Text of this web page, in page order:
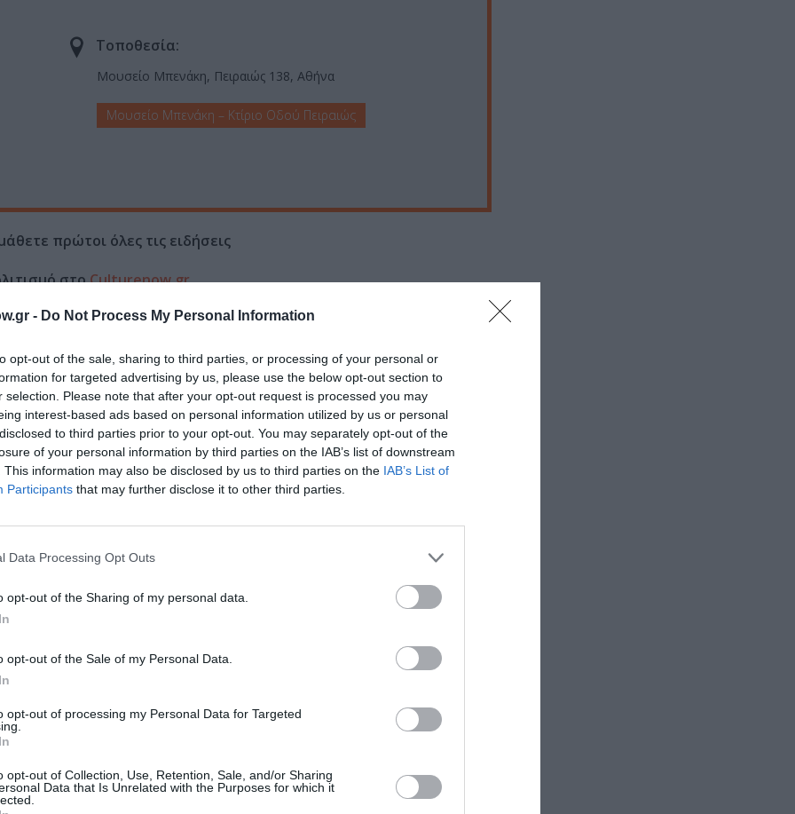
- Do Not Process My Personal Information
opt-out of the sale, sharing to third parties, or processing of your personal or
for targeted advertising by us, please use the below opt-out section to
selection. Please note that after your opt-out request is processed you may
interest-based ads based on personal information utilized by us or personal
to third parties prior to your opt-out. You may separately opt-out of the
of your personal information by third parties on the IAB’s list of downstream
This information may also be disclosed by us to third parties on the IAB’s List of
Participants that may further disclose it to other third parties.
Data Processing Opt Outs
opt-out of the Sharing of my personal data.
opt-out of the Sale of my Personal Data.
opt-out of processing my Personal Data for Targeted
opt-out of Collection, Use, Retention, Sale, and/or Sharing
Data that Is Unrelated with the Purposes for which it
Τοποθεσία:
Μουσείο Μπενάκη, Πειραιώς 138, Αθήνα
Μουσείο Μπενάκη – Κτίριο Οδού Πειραιώς
πρώτοι όλες τις ειδήσεις
στοCulturenow.gr
ΜΠΕΝΑΚΗ ΠΑΖΑΡΙ ΒΙΒΛΙΟΥ - BAZAAR ΒΙΒΛΙΩΝ
και τον Πολιτισμό!
το Culturenow.gr
Άρθρα